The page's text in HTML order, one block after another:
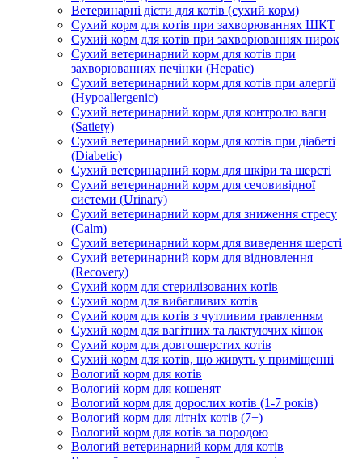
Ветеринарні дієти для котів (сухий корм)
Сухий корм для котів при захворюваннях ШКТ
Сухий корм для котів при захворюваннях нирок
Сухий ветеринарний корм для котів при
захворюваннях печінки (Hepatic)
Сухий ветеринарний корм для котів при алергії
(Hypoallergenic)
Сухий ветеринарний корм для контролю ваги
(Satiety)
Сухий ветеринарний корм для котів при діабеті
(Diabetic)
Сухий ветеринарний корм для шкіри та шерсті
Сухий ветеринарний корм для сечовивідної
системи (Urinary)
Сухий ветеринарний корм для зниження стресу
(Calm)
Сухий ветеринарний корм для виведення шерсті
Сухий ветеринарний корм для відновлення
(Recovery)
Сухий корм для стерилізованих котів
Сухий корм для вибагливих котів
Сухий корм для котів з чутливим травленням
Сухий корм для вагітних та лактуючих кішок
Сухий корм для довгошерстих котів
Сухий корм для котів, що живуть у приміщенні
Вологий корм для котів
Вологий корм для кошенят
Вологий корм для дорослих котів (1-7 років)
Вологий корм для літніх котів (7+)
Вологий корм для котів за породою
Вологий ветеринарний корм для котів